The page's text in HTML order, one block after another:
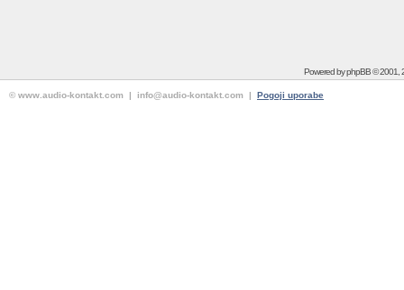
Powered byphpBB© 2001,
© www.audio-kontakt.com | info@audio-kontakt.com | Pogoji uporabe